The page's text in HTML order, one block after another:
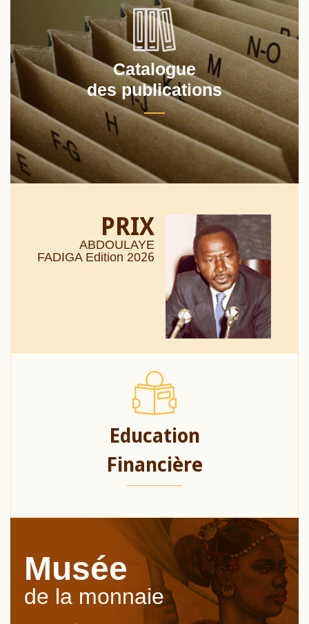
Catalogue
des publications
PRIX
ABDOULAYE
FADIGA Edition 2026
Education
Financière
Musée
de la monnaie